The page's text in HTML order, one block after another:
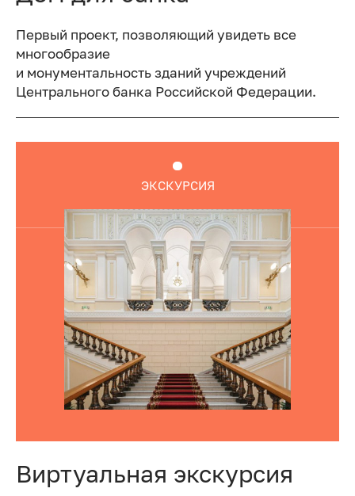
Первый проект, позволяющий увидеть все
многообразие
и монументальность зданий учреждений
Центрального банка Российской Федерации.
ЭКСКУРСИЯ
Виртуальная экскурсия